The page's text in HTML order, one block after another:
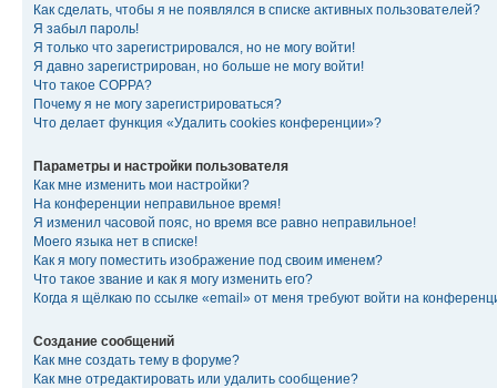
Как сделать, чтобы я не появлялся в списке активных пользователей?
Я забыл пароль!
Я только что зарегистрировался, но не могу войти!
Я давно зарегистрирован, но больше не могу войти!
Что такое COPPA?
Почему я не могу зарегистрироваться?
Что делает функция «Удалить cookies конференции»?
Параметры и настройки пользователя
Как мне изменить мои настройки?
На конференции неправильное время!
Я изменил часовой пояс, но время все равно неправильное!
Моего языка нет в списке!
Как я могу поместить изображение под своим именем?
Что такое звание и как я могу изменить его?
Когда я щёлкаю по ссылке «email» от меня требуют войти на
Создание сообщений
Как мне создать тему в форуме?
Как мне отредактировать или удалить сообщение?